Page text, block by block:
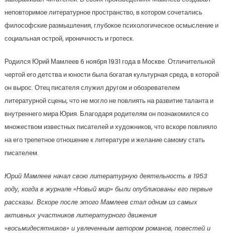
неповторимое литературное пространство, в котором сочетались
философские размышления, глубокое психологическое осмысление и
социальная острой, ироничность и гротеск.
Родился Юрий Мамлеев 6 ноября 1931 года в Москве. Отличительной
чертой его детства и юности была богатая культурная среда, в которой
он вырос. Отец писателя служил другом и обозревателем
литературной сцены, что не могло не повлиять на развитие таланта и
внутреннего мира Юрия. Благодаря родителям он познакомился со
множеством известных писателей и художников, что вскоре повлияло
на его трепетное отношение к литературе и желание самому стать
писателем.
Юрий Мамлеев начал свою литературную деятельность в 1953
году, когда в журнале «Новый мир» были опубликованы его первые
рассказы. Вскоре после этого Мамлеев стал одним из самых
активных участников литературного движения
«восьмидесятников» и увлеченным автором романов, повестей и